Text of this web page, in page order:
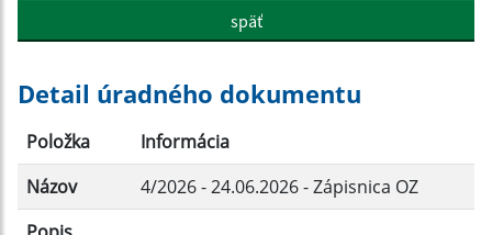
Popis:
Dátum zverejnenia do:
späť
Detail úradného dokumentu
Položka
Informácia
Názov
4/2026 - 24.06.2026 - Zápisnica OZ